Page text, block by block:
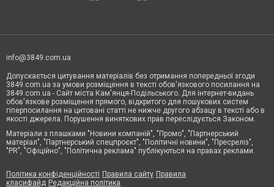
info@3849.com.ua
Допускається цитування матеріалів без отримання попередньої згоди
3849.com.ua за умови розміщення в тексті обов'язкового посилання на
3849.com.ua - Сайт міста Кам'янця-Подільського. Для інтернет-видань
обов'язкове розміщення прямого, відкритого для пошукових систем
гіперпосилання на цитовані статті не нижче другого абзацу в тексті або в
якості джерела. Порушення виняткових прав переслідується Законом.
Матеріали з плашками "Новини компаній", "Промо", "Партнерський
матеріал", "Партнерський спецпроєкт", "Політичні новини", "Пресреліз",
"PR", "Офіційно", "Політична реклама" публікуються на правах реклами.
Політика конфіденційності Правила сайту Правила
класифайд Редакційна політика